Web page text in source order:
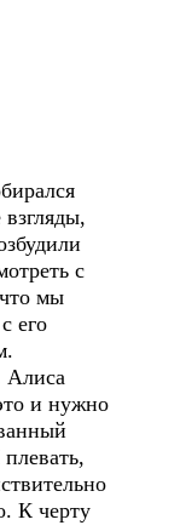
с
мы
его
Алиса
и нужно
К черту